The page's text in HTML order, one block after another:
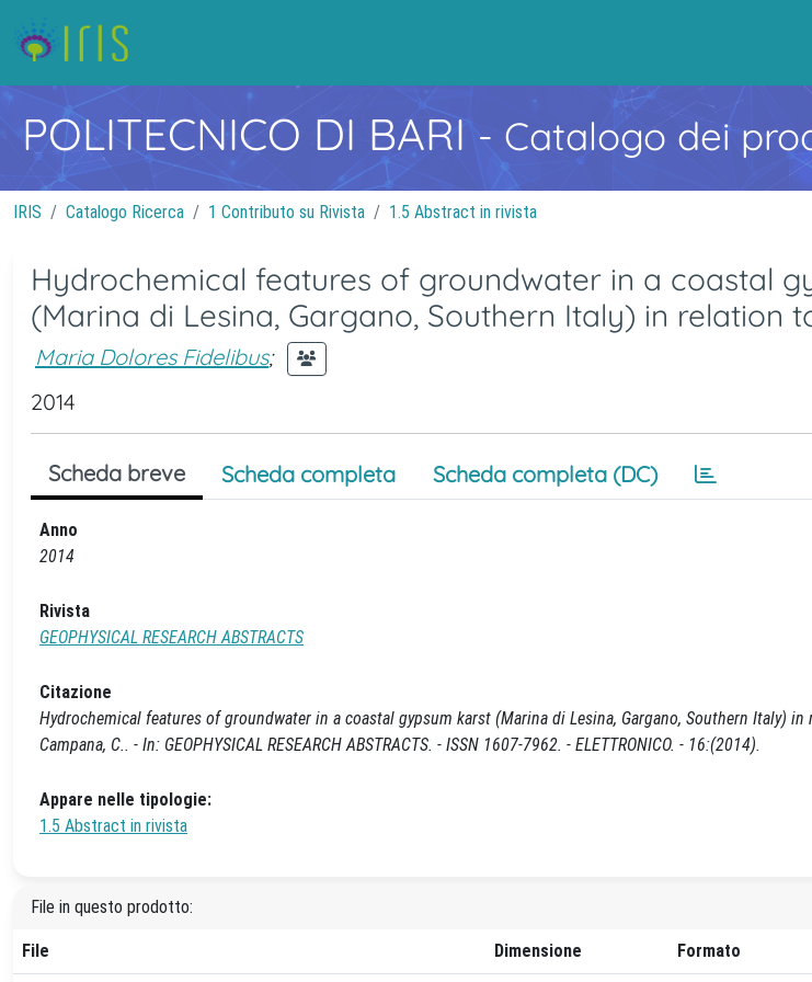
POLITECNICO DI BARI- Catalogo dei
IRIS Catalogo Ricerca 1 Contributo su Rivista 1.5 Abstract in rivista
Hydrochemical features of groundwater in a coastal
(Marina di Lesina, Gargano, Southern Italy) in relation
Maria Dolores Fidelibus;
2014
Scheda breve Scheda completa Scheda completa (DC)
Anno
2014
Rivista
GEOPHYSICAL RESEARCH ABSTRACTS
Citazione
Hydrochemical features of groundwater in a coastal gypsum karst (Marina di Lesina, Gargano, Southern Italy)
Campana, C.. - In: GEOPHYSICAL RESEARCH ABSTRACTS. - ISSN 1607-7962. - ELETTRONICO. - 16:(2014).
Appare nelle tipologie:
1.5 Abstract in rivista
File in questo prodotto:
File Dimensione Formato